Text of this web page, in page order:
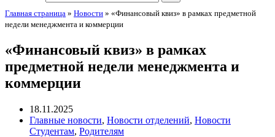
Главная страница » Новости » «Финансовый квиз» в рамках предметной
недели менеджмента и коммерции
«Финансовый квиз» в рамках
предметной недели менеджмента и
коммерции
18.11.2025
Главные новости, Новости отделений, Новости
Студентам, Родителям